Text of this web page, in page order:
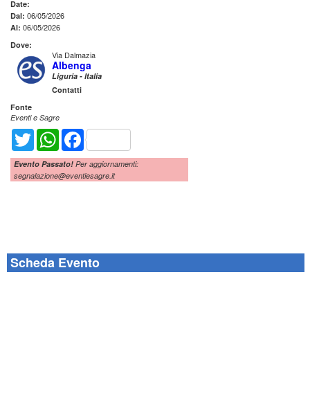
Date:
Dal: 06/05/2026
Al: 06/05/2026
Dove:
Via Dalmazia
Albenga
Liguria - Italia
Contatti
Fonte
Eventi e Sagre
Twitter WhatsAppFacebook
Evento Passato! Per aggiornamenti:
segnalazione@eventiesagre.it
Scheda Evento